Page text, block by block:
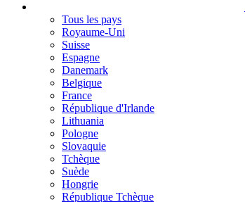
Tous les pays
Royaume-Uni
Suisse
Espagne
Danemark
Belgique
France
République d'Irlande
Lithuania
Pologne
Slovaquie
Tchèque
Suède
Hongrie
République Tchèque